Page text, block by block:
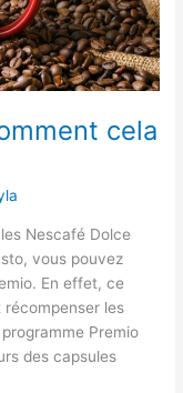
cela
Nescafé Dolce
vous pouvez
En effet, ce
les
Premio
des capsules